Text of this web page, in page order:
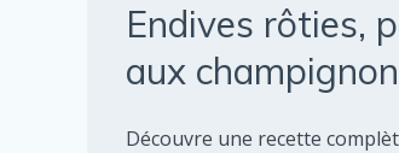
Endives rôties,
aux
Découvre une recette